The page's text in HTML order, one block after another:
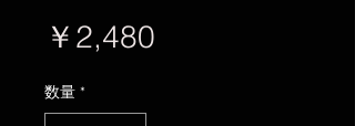
￥2,480
数量 *